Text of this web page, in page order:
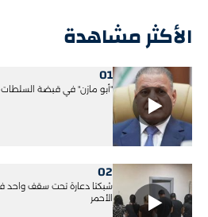
الأكثر مشاهدة
01
"أبو مازن" في قبضة السلطات
02
شبكتا دعارة تحت سقف واحد
الأحمر